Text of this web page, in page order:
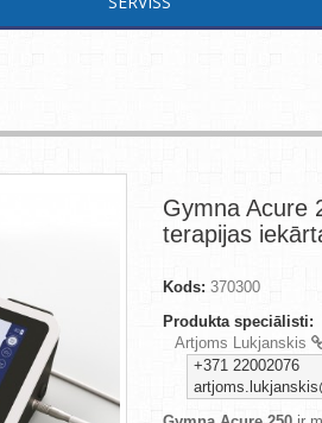
Gymna Acure
terapijas
Kods: 370300
Produkta speciālisti:
Artjoms Lukjanskis
+371 22002076